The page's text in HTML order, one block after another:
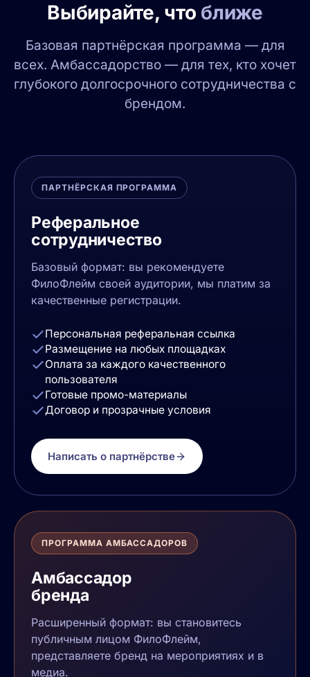
Выбирайте, что ближе
Базовая партнёрская программа — для
всех. Амбассадорство — для тех, кто хочет
глубокого долгосрочного сотрудничества с
брендом.
ПАРТНЁРСКАЯ ПРОГРАММА
Реферальное
сотрудничество
Базовый формат: вы рекомендуете
ФилоФлейм своей аудитории, мы платим за
качественные регистрации.
Персональная реферальная ссылка
Размещение на любых площадках
Оплата за каждого качественного
пользователя
Готовые промо-материалы
Договор и прозрачные условия
Написать о партнёрстве
ПРОГРАММА АМБАССАДОРОВ
Амбассадор
бренда
Расширенный формат: вы становитесь
публичным лицом ФилоФлейм,
представляете бренд на мероприятиях и в
медиа.